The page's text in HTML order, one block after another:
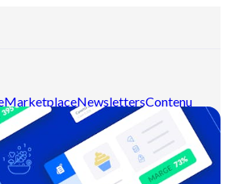
MarketplaceNewslettersContenu
APIDocumentation MCP
melba